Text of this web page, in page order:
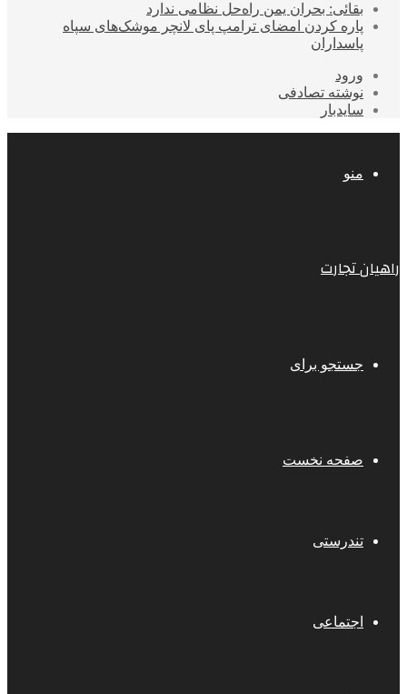
بقائی: بحران یمن راه‌حل نظامی ندارد
پاره کردن امضای ترامپ پای لانچر موشک‌های سپاه
پاسداران
ورود
نوشته تصادفی
سایدبار
منو
راهیان تجارت
جستجو برای
صفحه نخست
تندرستی
اجتماعی